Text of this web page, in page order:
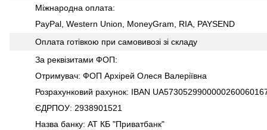
Міжнародна оплата:
PayPal, Western Union, MoneyGram, RIA, PAYSEND
Оплата готівкою при самовивозі зі складу
За реквізитами ФОП:
Отримувач: ФОП Архірей Олеся Валеріївна
Розрахунковий рахунок: IBAN
ЄДРПОУ: 2938901521
Назва банку: АТ КБ "Приватбанк"